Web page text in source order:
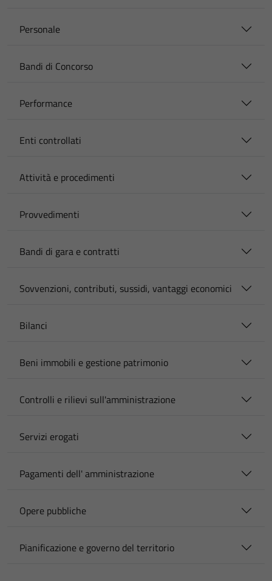
Personale
Bandi di Concorso
Performance
Enti controllati
Attività e procedimenti
Provvedimenti
Bandi di gara e contratti
Sovvenzioni, contributi, sussidi, vantaggi economici
Bilanci
Beni immobili e gestione patrimonio
Controlli e rilievi sull'amministrazione
Servizi erogati
Pagamenti dell' amministrazione
Opere pubbliche
Pianificazione e governo del territorio